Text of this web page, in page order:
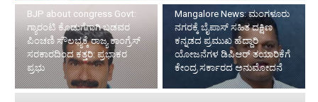
BJP about congress Govt:
ಗ್ಯಾರಂಟಿ ಕೊಡುಗೆಗಾಗಿ ಬಡವರ
ಪಿಂಚಣಿ ಸೌಲಭ್ಯಕ್ಕೆ ರಾಜ್ಯ ಕಾಂಗ್ರೆಸ್
ಸರಕಾರದಿಂದ ಕತ್ತರಿ: ಪ್ರಭಾಕರ
ಪ್ರಭು
Mangalore News: ಮಂಗಳೂರು
ನಗರಕ್ಕೆ ಬೈಪಾಸ್‌ ಸಹಿತ ದಕ್ಷಿಣ
ಕನ್ನಡದ ಪ್ರಮುಖ ಹೆದ್ದಾರಿ
ಯೋಜನೆಗಳ ಡಿಪಿಆರ್ ತಯಾರಿಕೆಗೆ
ಕೇಂದ್ರ ಸರ್ಕಾರದ ಅನುಮೋದನೆ